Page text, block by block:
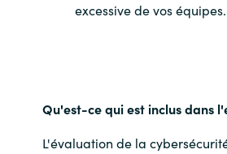
excessive de vos équipes.
Qu'est-ce qui est inclus dans
L'évaluation de la